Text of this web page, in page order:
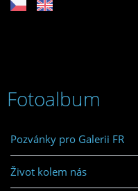
Fotoalbum
Pozvánky pro Galerii FR
Život kolem nás